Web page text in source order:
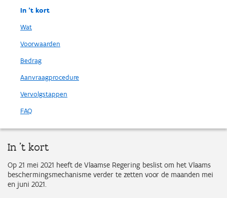
In 't kort
Wat
Voorwaarden
Bedrag
Aanvraagprocedure
Vervolgstappen
FAQ
In 't kort
Op 21 mei 2021 heeft de Vlaamse Regering beslist om het Vlaams
beschermingsmechanisme verder te zetten voor de maanden mei
en juni 2021.